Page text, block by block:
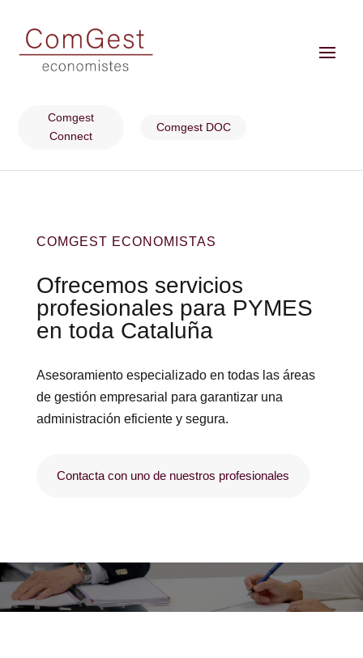
Comgest
Connect
Comgest DOC
COMGEST ECONOMISTAS
Ofrecemos servicios
profesionales para PYMES
en toda Cataluña
Asesoramiento especializado en todas las áreas
de gestión empresarial para garantizar una
administración eficiente y segura.
Contacta con uno de nuestros profesionales